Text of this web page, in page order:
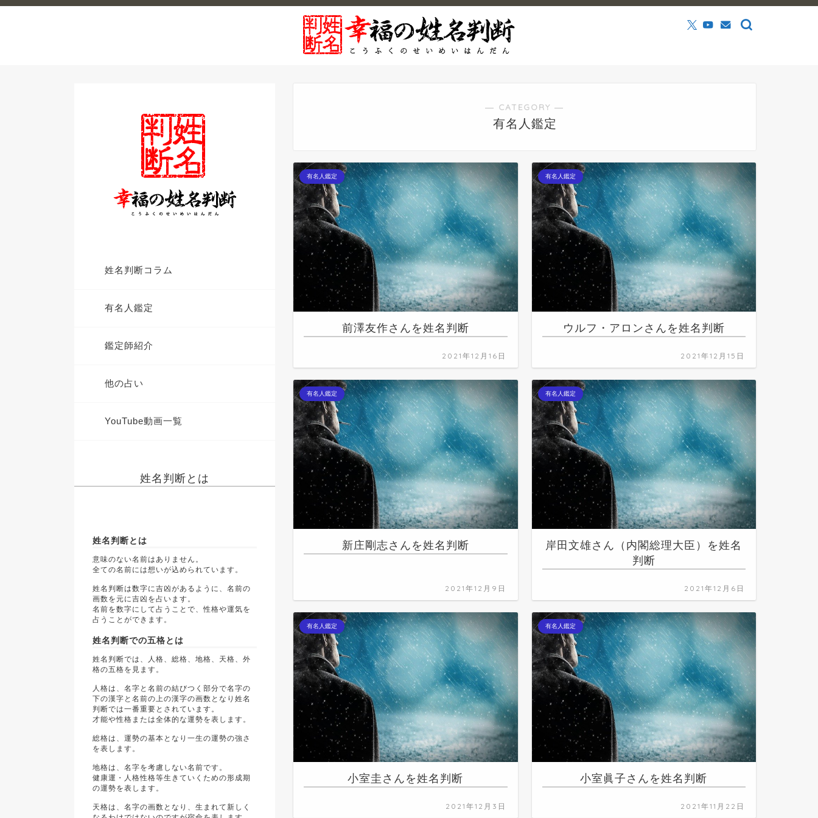
― CATEGORY ―
有名人鑑定
有名人鑑定
前澤友作さんを姓名判断
2021年12月16日
有名人鑑定
ウルフ・アロンさんを姓名判断
2021年12月15日
有名人鑑定
新庄剛志さんを姓名判断
2021年12月9日
有名人鑑定
岸田文雄さん（内閣総理大臣）を姓名
判断
2021年12月6日
有名人鑑定
小室圭さんを姓名判断
2021年12月3日
有名人鑑定
小室眞子さんを姓名判断
2021年11月22日
姓名判断コラム
有名人鑑定
鑑定師紹介
他の占い
YouTube動画一覧
姓名判断とは
姓名判断とは
意味のない名前はありません。
全ての名前には想いが込められています。
姓名判断は数字に吉凶があるように、名前の
画数を元に吉凶を占います。
名前を数字にして占うことで、性格や運気を
占うことができます。
姓名判断での五格とは
姓名判断では、人格、総格、地格、天格、外
格の五格を見ます。
人格は、名字と名前の結びつく部分で名字の
下の漢字と名前の上の漢字の画数となり姓名
判断では一番重要とされています。
才能や性格または全体的な運勢を表します。
総格は、運勢の基本となり一生の運勢の強さ
を表します。
地格は、名字を考慮しない名前です。
健康運・人格性格等生きていくための形成期
の運勢を表します。
天格は、名字の画数となり、生まれて新しく